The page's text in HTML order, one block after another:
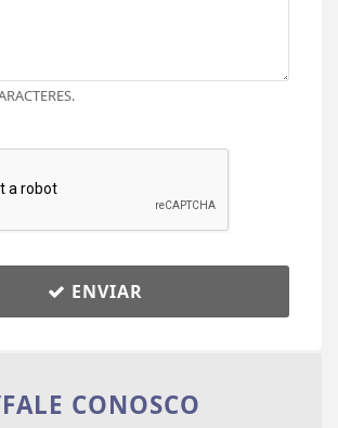
ENVIAR
CONOSCO